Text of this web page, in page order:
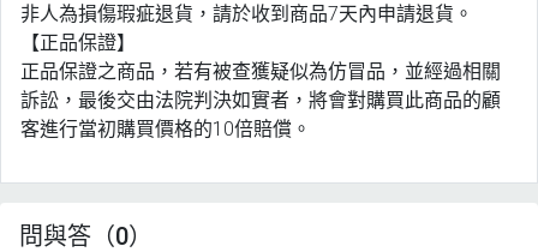
非人為損傷瑕疵退貨，請於收到商品7天內申請退貨。
【正品保證】
正品保證之商品，若有被查獲疑似為仿冒品，並經過相關
訴訟，最後交由法院判決如實者，將會對購買此商品的顧
客進行當初購買價格的10倍賠償。
問與答（0）